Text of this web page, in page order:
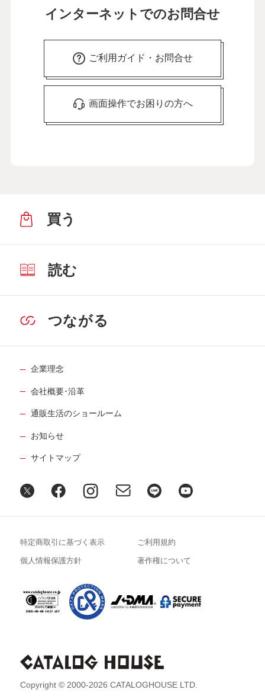
インターネットでのお問合せ
ご利用ガイド・お問合せ
画面操作でお困りの方へ
買う
読む
つながる
企業理念
会社概要･沿革
通販生活のショールーム
お知らせ
サイトマップ
Copyright © 2000-2026 CATALOGHOUSE LTD.
特定商取引に基づく表示 ご利用規約
個人情報保護方針 著作権について